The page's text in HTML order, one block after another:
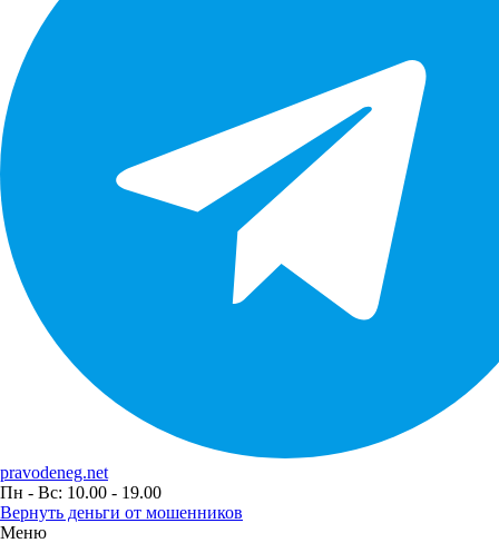
pravodeneg.net
Пн - Вс: 10.00 - 19.00
Вернуть деньги от мошенников
Меню